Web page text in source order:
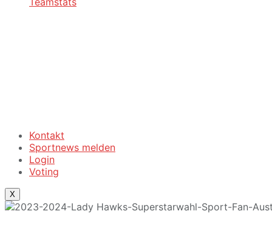
Kontakt
Sportnews melden
Login
Voting
X